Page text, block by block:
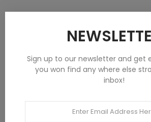
Filatelia Tematica
Filatelia Mundial
Otros Coleccionismos
24838
Sign up to our newsletter and get
you won find any where else
inbox!